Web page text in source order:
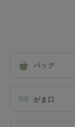
バッグ
がま口